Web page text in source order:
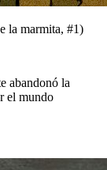
la marmita, #1)
abandonó la
el mundo